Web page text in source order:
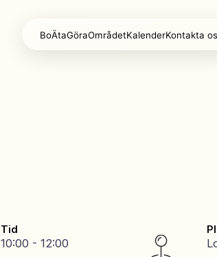
BoÄtaGöraOmrådetKalenderKontakta
Tid
10:00 - 12:00